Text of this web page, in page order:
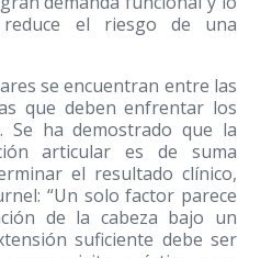
el riesgo de una
se encuentran entre las
que deben enfrentar los
Se ha demostrado que la
articular es de suma
el resultado clínico,
“Un solo factor parece
de la cabeza bajo un
suficiente debe ser